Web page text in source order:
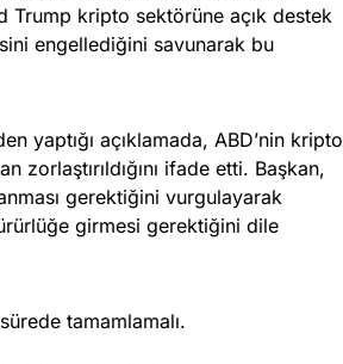
Trump kripto sektörüne açık destek
engellediğini savunarak bu
yaptığı açıklamada, ABD’nin kripto
zorlaştırıldığını ifade etti. Başkan,
gerektiğini vurgulayarak
girmesi gerektiğini dile
tamamlamalı.